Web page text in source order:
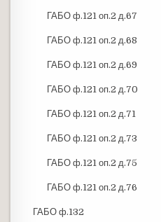
ГАБО ф.121 оп.2 д.67
ГАБО ф.121 оп.2 д.68
ГАБО ф.121 оп.2 д.69
ГАБО ф.121 оп.2 д.70
ГАБО ф.121 оп.2 д.71
ГАБО ф.121 оп.2 д.73
ГАБО ф.121 оп.2 д.75
ГАБО ф.121 оп.2 д.76
ГАБО ф.132